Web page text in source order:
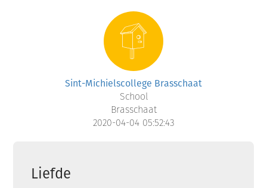
Sint-Michielscollege Brasschaat
School
Brasschaat
2020-04-04 05:52:43
Liefde